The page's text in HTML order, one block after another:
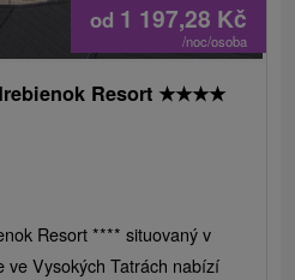
od 1 197,28 Kč
/noc/osoba
Resort ★★★★
Resort **** situovaný v
ve Vysokých Tatrách nabízí